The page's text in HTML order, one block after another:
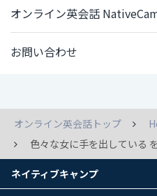
オンライン英会話
お問い合わせ
オンライン英会話トップ
色々な女に手を出している
ネイティブキャンプ